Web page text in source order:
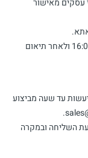
הזמנה ממחסני החברה בתוך 2 ימי עסקים מאישור
ניתן לאסוף בימים א’-ה’ בלבד בין השעות 09:00 ל- 16:00 ולאחר תיאום
עד שעה מביצוע
השליחה ובמקרה